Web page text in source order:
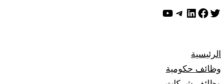
تويترفيسبوك
لينكد إن تيليجرام
يوتيوب
الرئيسية
وظائف حكومية